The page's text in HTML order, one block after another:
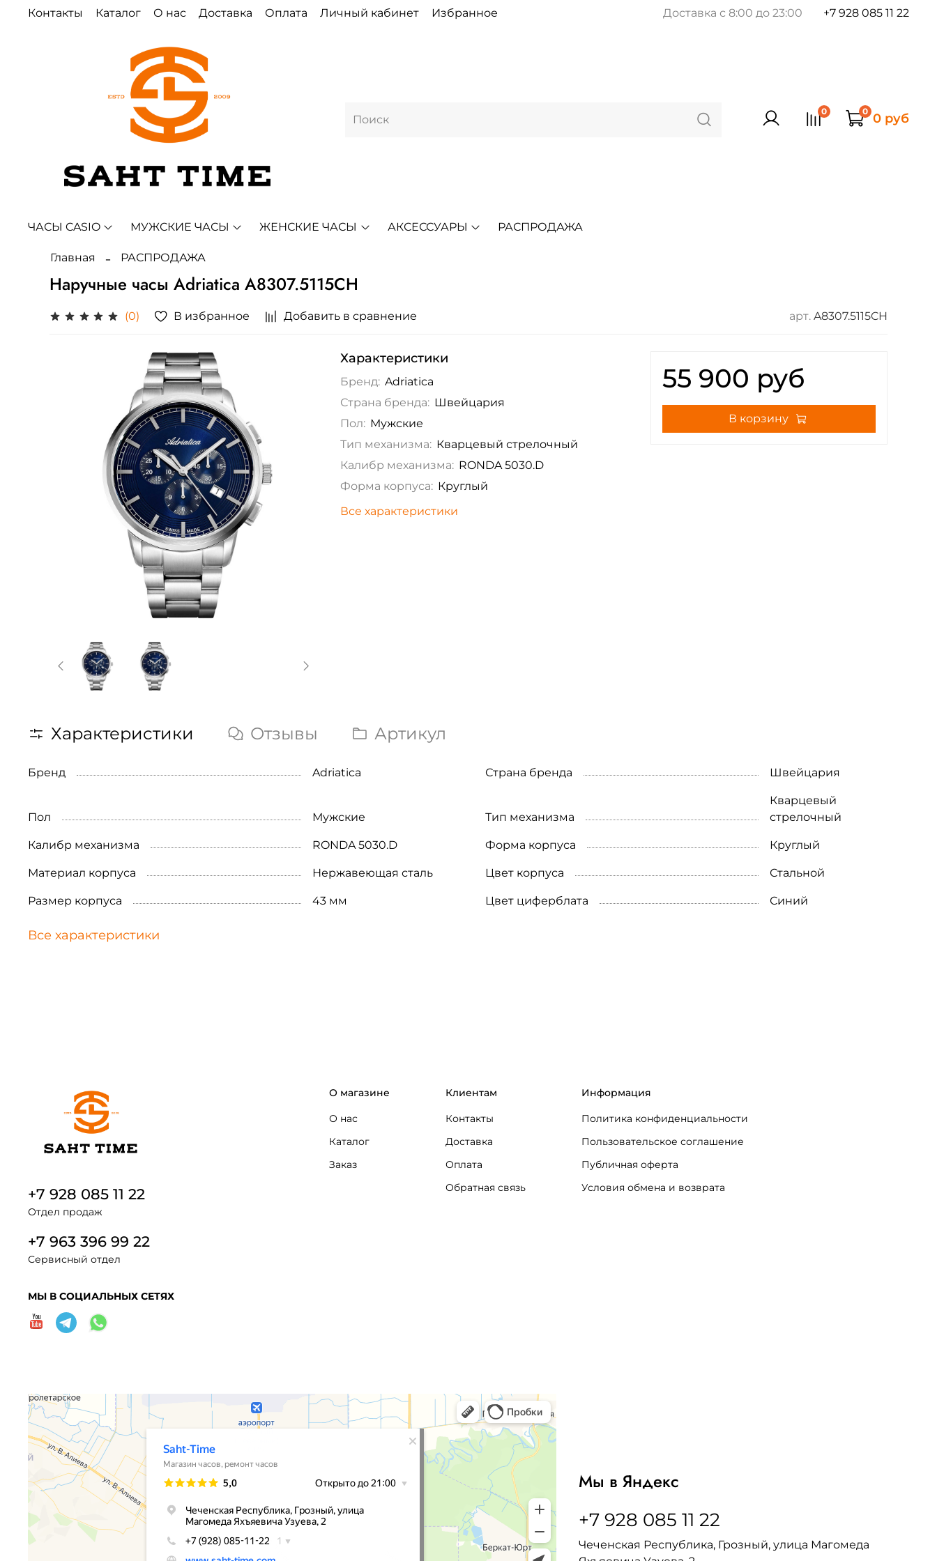
Контакты Каталог О нас Доставка Оплата Личный кабинет Избранное Доставка с 8:00 до 23:00 +7 928 085 11 22
0 0 0 руб
ЧАСЫ CASIO МУЖСКИЕ ЧАСЫ ЖЕНСКИЕ ЧАСЫ АКСЕССУАРЫ РАСПРОДАЖА
Главная РАСПРОДАЖА
Наручные часы Adriatica A8307.5115CH
(0) В избранное Добавить в сравнение арт. A8307.5115CH
Характеристики
Бренд: Adriatica
Страна бренда: Швейцария
Пол: Мужские
Тип механизма: Кварцевый стрелочный
Калибр механизма: RONDA 5030.D
Форма корпуса: Круглый
Все характеристики
55 900 руб
В корзину
Характеристики Отзывы Артикул
Бренд Adriatica Страна бренда Швейцария
Пол Мужские Тип механизма
Кварцевый
стрелочный
Калибр механизма RONDA 5030.D Форма корпуса Круглый
Материал корпуса Нержавеющая сталь Цвет корпуса Стальной
Размер корпуса 43 мм Цвет циферблата Синий
Все характеристики
О магазине
О нас
Каталог
Заказ
Клиентам
Контакты
Доставка
Оплата
Обратная связь
Информация
Политика конфиденциальности
Пользовательское соглашение
Публичная оферта
Условия обмена и возврата
+7 928 085 11 22
Отдел продаж
+7 963 396 99 22
Сервисный отдел
МЫ В СОЦИАЛЬНЫХ СЕТЯХ
Мы в Яндекс
+7 928 085 11 22
Чеченская Республика, Грозный, улица Магомеда